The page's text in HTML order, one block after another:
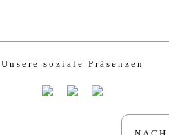
Unsere soziale Präsenzen